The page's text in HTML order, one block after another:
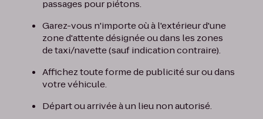
passages pour piétons.
Garez-vous n'importe où à l'extérieur d'une
zone d'attente désignée ou dans les zones
de taxi/navette (sauf indication contraire).
Affichez toute forme de publicité sur ou dans
votre véhicule.
Départ ou arrivée à un lieu non autorisé.